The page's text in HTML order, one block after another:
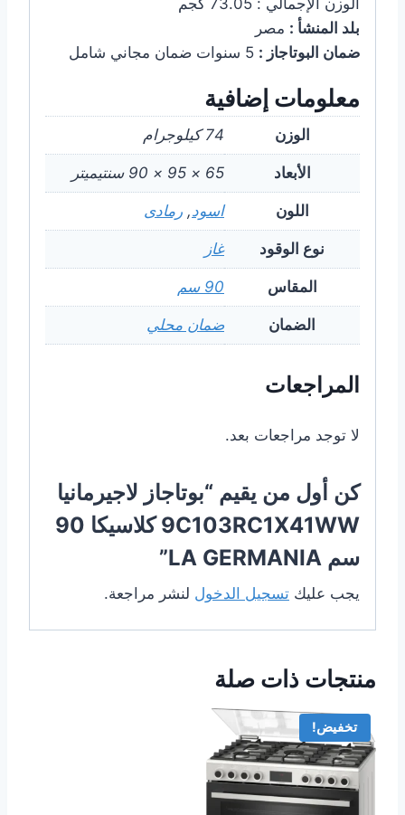
بلد المنشأ : مصر
ضمان البوتاجاز :
معلومات إضافية
الوزن 74 كيلوجرام
الأبعاد 65 × 95 × 90 سنتيميتر
اللون اسود, رمادى
نوع الوقود غاز
المقاس 90 سم
الضمان ضمان محلي
المراجعات
لا توجد مراجعات بعد.
كن أول من يقيم “بوتاجاز لاجيرمانيا
9C103RC1X41WW كلاسيكا 90
سم LA GERMANIA”
يجب عليك تسجيل الدخول لنشر مراجعة.
منتجات ذات صلة
تخفيض!